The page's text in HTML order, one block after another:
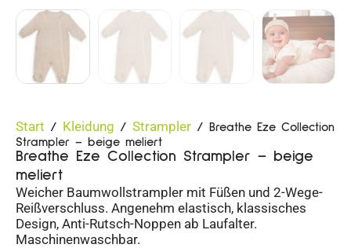
Start / Kleidung / Strampler / Breathe Eze Collection
Strampler – beige meliert
Breathe Eze Collection Strampler – beige
meliert
Weicher Baumwollstrampler mit Füßen und 2-Wege-
Reißverschluss. Angenehm elastisch, klassisches
Design, Anti-Rutsch-Noppen ab Laufalter.
Maschinenwaschbar.